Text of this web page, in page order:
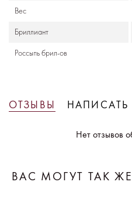
Вес
Бриллиант
Россыпь брил-ов
ОТЗЫВЫ НАПИСАТЬ
Нет отзывов
ВАС МОГУТ ТАК